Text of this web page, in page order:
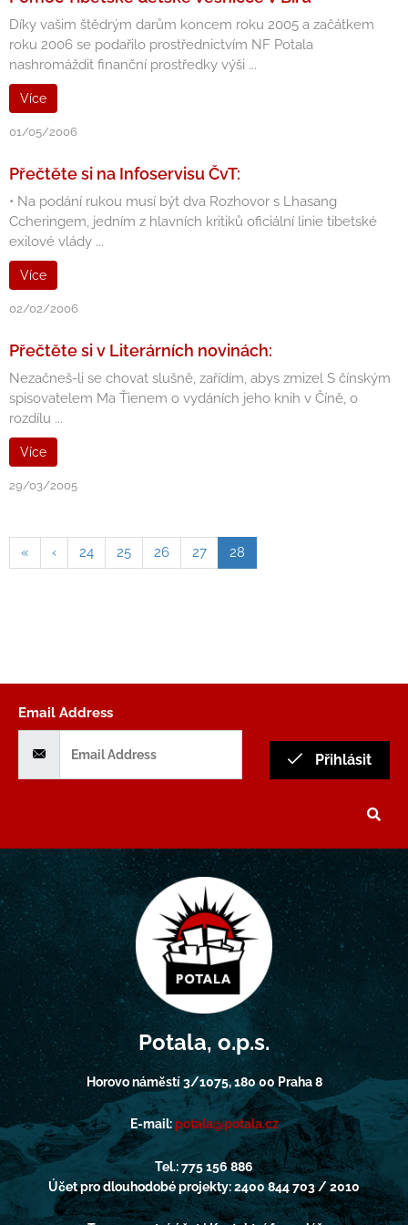
Díky vašim štědrým darům koncem roku 2005 a začátkem
roku 2006 se podařilo prostřednictvím NF Potala
nashromáždit finanční prostředky výši ...
Více
01/05/2006
Přečtěte si na Infoservisu ČvT:
• Na podání rukou musí být dva Rozhovor s Lhasang
Ccheringem, jedním z hlavních kritiků oficiální linie tibetské
exilové vlády ...
Více
02/02/2006
Přečtěte si v Literárních novinách:
Nezačneš-li se chovat slušně, zařídím, abys zmizel S čínským
spisovatelem Ma Ťienem o vydáních jeho knih v Číně, o
rozdílu ...
Více
29/03/2005
« ‹ 24 25 26 27 28
Email Address
Přihlásit
Potala, o.p.s.
Horovo náměstí 3/1075, 180 00 Praha 8
E-mail:potala@potala.cz
Tel.: 775 156 886
Účet pro dlouhodobé projekty: 2400 844 703 / 2010